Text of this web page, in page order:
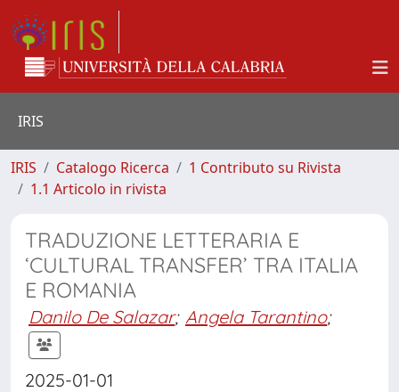
IRIS
IRIS Catalogo Ricerca
1 Contributo su Rivista
1.1 Articolo in rivista
TRADUZIONE LETTERARIA E
‘CULTURAL TRANSFER’ TRA ITALIA
E ROMANIA
Danilo De Salazar; Angela Tarantino;
2025-01-01